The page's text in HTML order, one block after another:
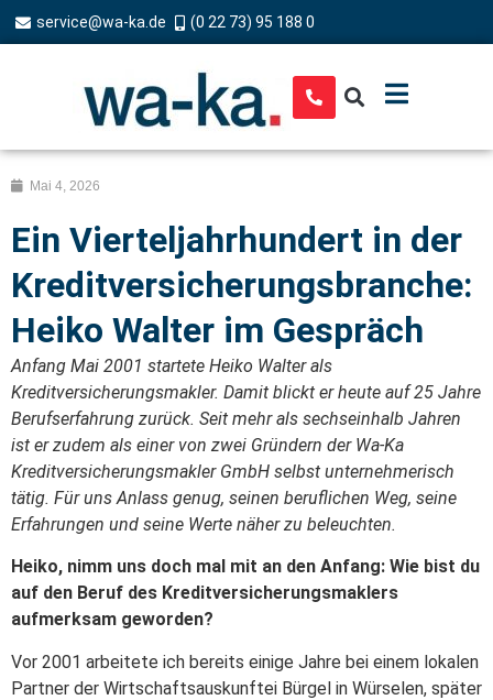
service@wa-ka.de (0 22 73) 95 188 0
Mai 4, 2026
Ein Vierteljahrhundert in der
Kreditversicherungsbranche:
Heiko Walter im Gespräch
Anfang Mai 2001 startete Heiko Walter als
Kreditversicherungsmakler. Damit blickt er heute auf 25 Jahre
Berufserfahrung zurück. Seit mehr als sechseinhalb Jahren
ist er zudem als einer von zwei Gründern der Wa-Ka
Kreditversicherungsmakler GmbH selbst unternehmerisch
tätig. Für uns Anlass genug, seinen beruflichen Weg, seine
Erfahrungen und seine Werte näher zu beleuchten.
Heiko, nimm uns doch mal mit an den Anfang: Wie bist du
auf den Beruf des Kreditversicherungsmaklers
aufmerksam geworden?
Vor 2001 arbeitete ich bereits einige Jahre bei einem lokalen
Partner der Wirtschaftsauskunftei Bürgel in Würselen, später